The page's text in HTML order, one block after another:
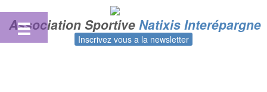
content
Association Sportive Natixis Interépargne
Inscrivez vous a la newsletter